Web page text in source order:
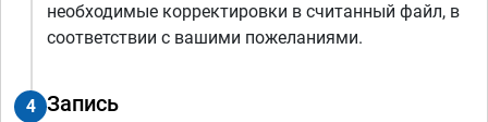
необходимые корректировки в считанный файл, в
соответствии с вашими пожеланиями.
4 Запись